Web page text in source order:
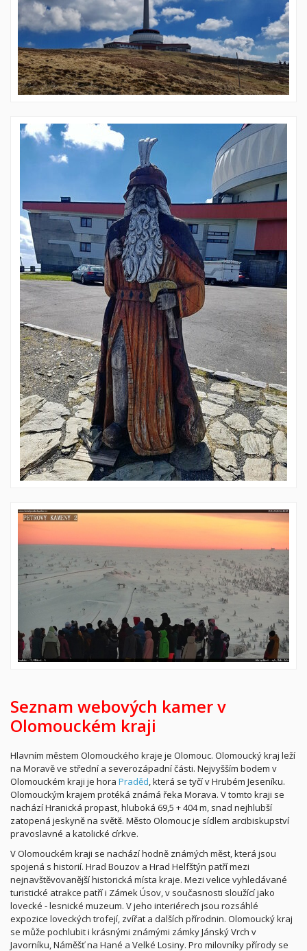
Seznam webových kamer v
Olomouckém kraji
Hlavním městem Olomouckého kraje je Olomouc. Olomoucký kraj leží
na Moravě ve střední a severozápadní části. Nejvyšším bodem v
Olomouckém kraji je hora Praděd , která se tyčí v Hrubém Jeseníku.
Olomouckým krajem protéká známá řeka Morava. V tomto kraji se
nachází Hranická propast, hluboká 69,5 + 404 m, snad nejhlubší
zatopená jeskyně na světě. Město Olomouc je sídlem arcibiskupství
pravoslavné a katolické církve.
V Olomouckém kraji se nachází hodně známých měst, která jsou
spojená s historií. Hrad Bouzov a Hrad Helfštýn patří mezi
nejnavštěvovanější historická místa kraje. Mezi velice vyhledávané
turistické atrakce patří i Zámek Úsov, v současnosti sloužící jako
lovecké - lesnické muzeum. V jeho interiérech jsou rozsáhlé
expozice loveckých trofejí, zvířat a dalších přírodnin. Olomoucký kraj
se může pochlubit i krásnými známými zámky Jánský Vrch v
Javorníku, Náměšť na Hané a Velké Losiny. Pro milovníky přírody se